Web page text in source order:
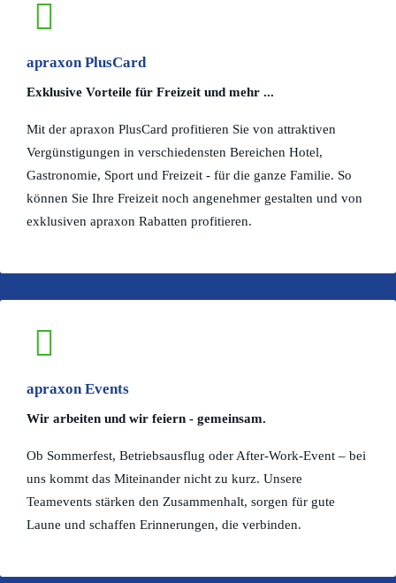
apraxon PlusCard
Exklusive Vorteile für Freizeit und mehr ...
Mit der apraxon PlusCard profitieren Sie von attraktiven
Vergünstigungen in verschiedensten Bereichen Hotel,
Gastronomie, Sport und Freizeit - für die ganze Familie. So
können Sie Ihre Freizeit noch angenehmer gestalten und von
exklusiven apraxon Rabatten profitieren.
apraxon Events
Wir arbeiten und wir feiern - gemeinsam.
Ob Sommerfest, Betriebsausflug oder After-Work-Event – bei
uns kommt das Miteinander nicht zu kurz. Unsere
Teamevents stärken den Zusammenhalt, sorgen für gute
Laune und schaffen Erinnerungen, die verbinden.